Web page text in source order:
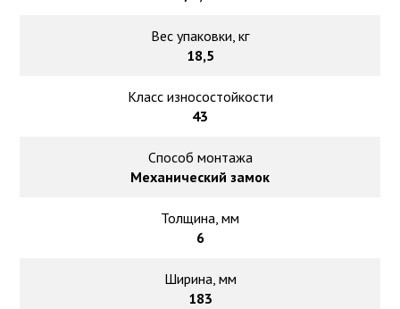
Вес упаковки, кг
18,5
Класс износостойкости
43
Способ монтажа
Механический замок
Толщина, мм
6
Ширина, мм
183